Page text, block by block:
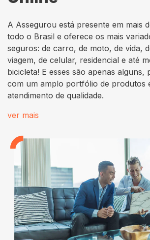
A Assegurou está presente em mais
todo o Brasil e oferece os mais
seguros: de carro, de moto, de vida,
viagem, de celular, residencial e até
bicicleta! E esses são apenas alguns,
com um amplo portfólio de produtos
atendimento de qualidade.
ver mais